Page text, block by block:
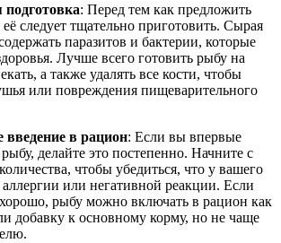
: Перед тем как предложить
следует тщательно приготовить. Сырая
паразитов и бактерии, которые
Лучше всего готовить рыбу на
а также удалять все кости, чтобы
или повреждения пищеварительного
введение в рацион: Если вы впервые
рыбу, делайте это постепенно. Начните с
чтобы убедиться, что у вашего
или негативной реакции. Если
рыбу можно включать в рацион как
добавку к основному корму, но не чаще